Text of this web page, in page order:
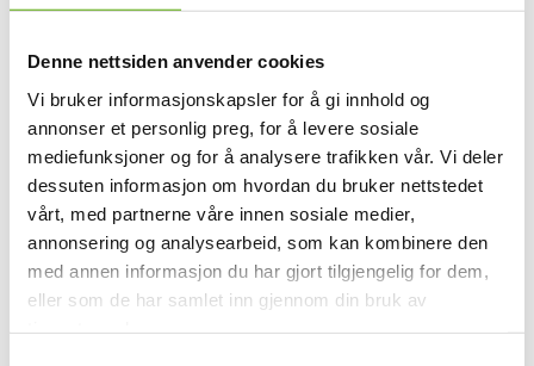
Denne nettsiden anvender cookies
Vi bruker informasjonskapsler for å gi innhold og
annonser et personlig preg, for å levere sosiale
mediefunksjoner og for å analysere trafikken vår. Vi deler
dessuten informasjon om hvordan du bruker nettstedet
vårt, med partnerne våre innen sosiale medier,
annonsering og analysearbeid, som kan kombinere den
med annen informasjon du har gjort tilgjengelig for dem,
eller som de har samlet inn gjennom din bruk av
næringsbygg
Med korte dager og lavere temperaturer øker behovet for lys
og varme i næringsbygg, noe som igjen fører til høyere
energiforbruk.
Les mer